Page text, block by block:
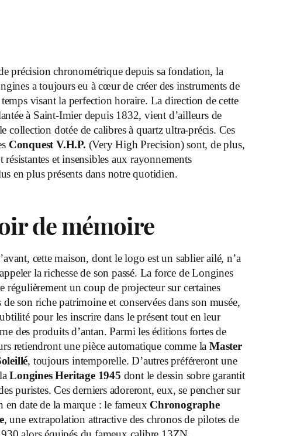
précision chronométrique depuis sa fondation, la
a toujours eu à cœur de créer des instruments de
visant la perfection horaire. La direction de cette
à Saint-Imier depuis 1832, vient d’ailleurs de
collection dotée de calibres à quartz ultra-précis. Ces
Conquest V.H.P. (Very High Precision) sont, de plus,
et insensibles aux rayonnements
en plus présents dans notre quotidien.
de mémoire
cette maison, dont le logo est un sablier ailé, n’a
la richesse de son passé. La force de Longines
régulièrement un coup de projecteur sur certaines
son riche patrimoine et conservées dans son musée,
pour les inscrire dans le présent tout en leur
des produits d’antan. Parmi les éditions fortes de
retiendront une pièce automatique comme la Master
, toujours intemporelle. D’autres préféreront une
Longines Heritage 1945 dont le dessin sobre garantit
puristes. Ces derniers adoreront, eux, se pencher sur
en date de la marque : le fameux Chronographe
, une extrapolation attractive des chronos de pilotes de